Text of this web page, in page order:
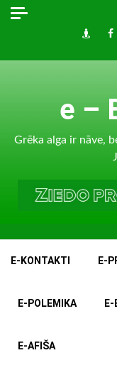
Skip
e –
Grēka alga ir nāve,
E-KONTAKTI E-
E-POLEMIKA
E-AFIŠA